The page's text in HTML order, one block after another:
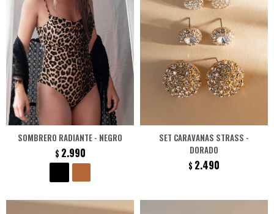
SOMBRERO RADIANTE - NEGRO
$ 2.990
SET CARAVANAS STRASS -
DORADO
$ 2.490